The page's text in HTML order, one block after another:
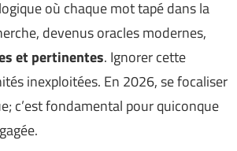
où chaque mot tapé dans la
devenus oracles modernes,
et pertinentes. Ignorer cette
inexploitées. En 2026, se focaliser
c’est fondamental pour quiconque